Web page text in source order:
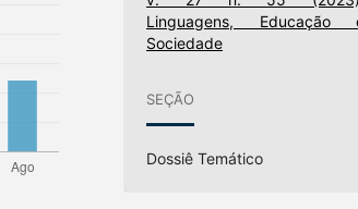
Linguagens, Educação
Sociedade
SEÇÃO
Dossiê Temático